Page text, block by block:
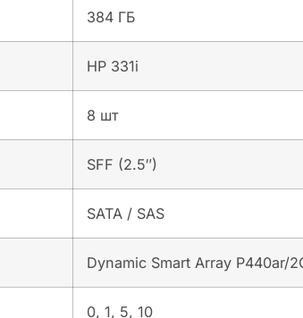
384 ГБ
НР 331i
8 шт
SFF (2.5″)
SATA / SAS
Dynamic Smart Array P440ar/
0, 1, 5, 10